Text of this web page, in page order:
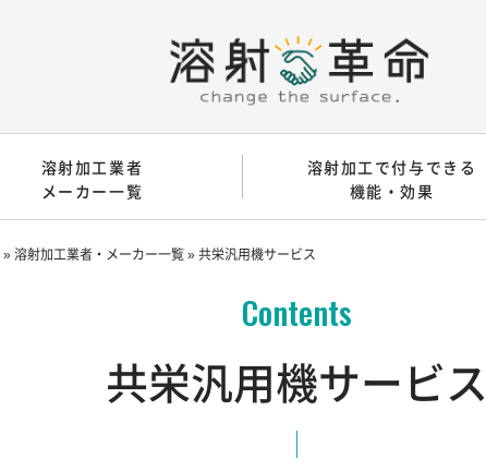
溶射加工業者
メーカー一覧
溶射加工で付与できる
機能・効果
»溶射加工業者・メーカー一覧»共栄汎用機サービス
共栄汎用機サービス